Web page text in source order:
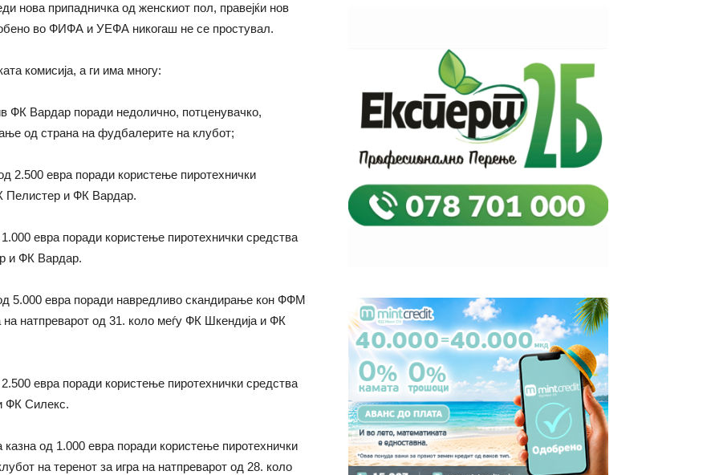
нова припадничка од женскиот пол, правејќи нов
во ФИФА и УЕФА никогаш не се простувал.
комисија, а ги има многу:
ФК Вардар поради недолично, потценувачко,
од страна на фудбалерите на клубот;
2.500 евра поради користење пиротехнички
Пелистер и ФК Вардар.
евра поради користење пиротехнички средства
и ФК Вардар.
5.000 евра поради навредливо скандирање кон ФФМ
натпреварот од 31. коло меѓу ФК Шкендија и ФК
евра поради користење пиротехнички средства
ФК Силекс.
од 1.000 евра поради користење пиротехнички
на теренот за игра на натпреварот од 28. коло